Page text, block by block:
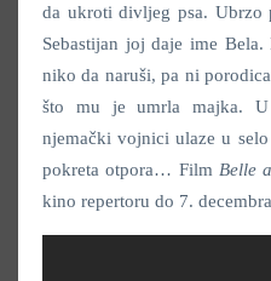
da ukroti divljeg psa. Ubrzo
Sebastijan joj daje ime
niko da naruši, pa ni
što mu je umrla majka.
njemački vojnici ulaze u
pokreta otpora… Film Belle
kino repertoru do 7.